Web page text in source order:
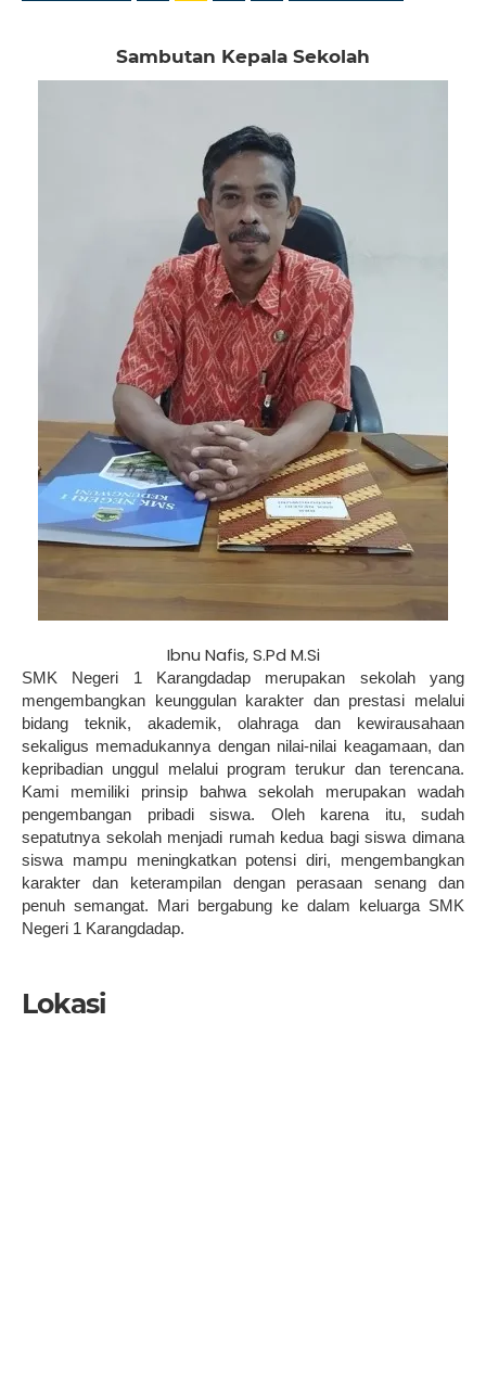
Sambutan Kepala Sekolah
Ibnu Nafis, S.Pd M.Si
SMK Negeri 1 Karangdadap merupakan sekolah yang
mengembangkan keunggulan karakter dan prestasi melalui
bidang teknik, akademik, olahraga dan kewirausahaan
sekaligus memadukannya dengan nilai-nilai keagamaan, dan
kepribadian unggul melalui program terukur dan terencana.
Kami memiliki prinsip bahwa sekolah merupakan wadah
pengembangan pribadi siswa. Oleh karena itu, sudah
sepatutnya sekolah menjadi rumah kedua bagi siswa dimana
siswa mampu meningkatkan potensi diri, mengembangkan
karakter dan keterampilan dengan perasaan senang dan
penuh semangat. Mari bergabung ke dalam keluarga SMK
Negeri 1 Karangdadap.
Lokasi